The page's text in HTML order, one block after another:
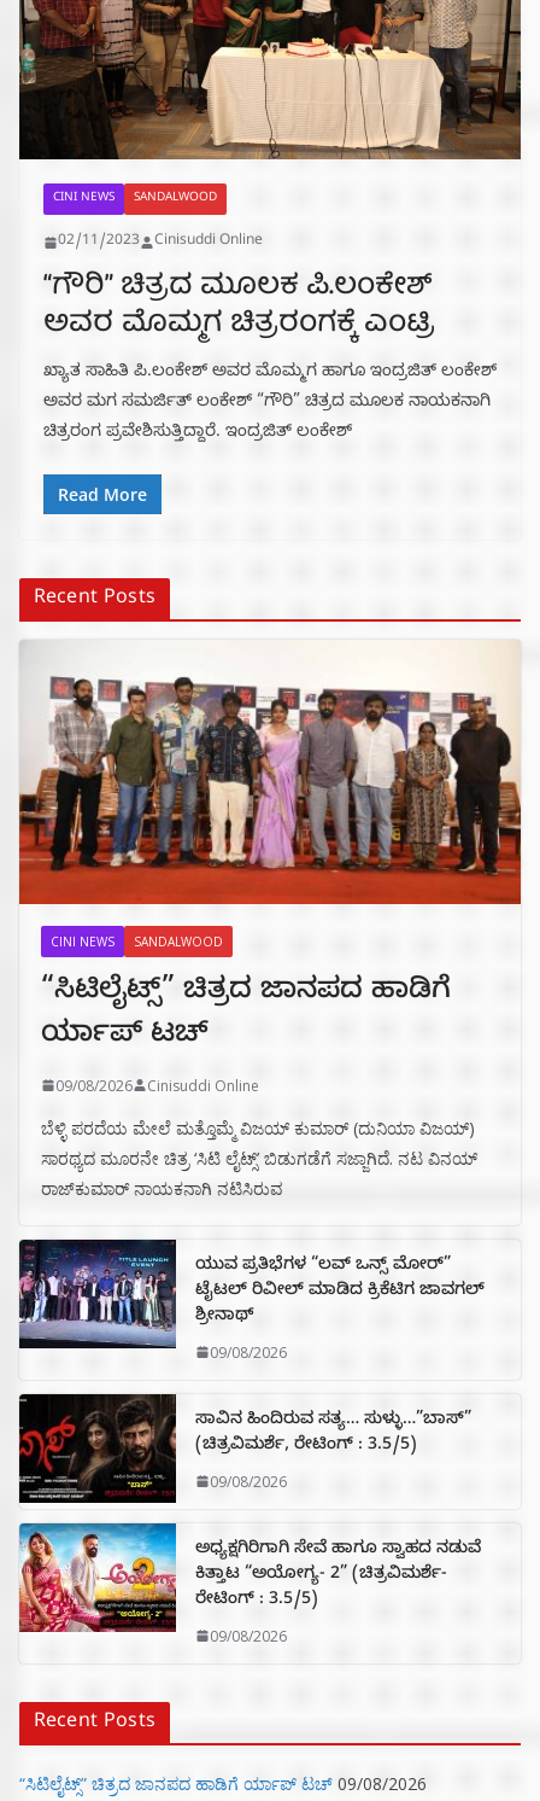
CINI NEWS SANDALWOOD
02/11/2023 Cinisuddi Online
“ಗೌರಿ” ಚಿತ್ರದ ಮೂಲಕ ಪಿ.ಲಂಕೇಶ್
ಅವರ ಮೊಮ್ಮಗ ಚಿತ್ರರಂಗಕ್ಕೆ ಎಂಟ್ರಿ
ಖ್ಯಾತ ಸಾಹಿತಿ ಪಿ.ಲಂಕೇಶ್ ಅವರ ಮೊಮ್ಮಗ ಹಾಗೂ ಇಂದ್ರಜಿತ್ ಲಂಕೇಶ್
ಅವರ ಮಗ ಸಮರ್ಜಿತ್ ಲಂಕೇಶ್ “ಗೌರಿ” ಚಿತ್ರದ ಮೂಲಕ ನಾಯಕನಾಗಿ
ಚಿತ್ರರಂಗ ಪ್ರವೇಶಿಸುತ್ತಿದ್ದಾರೆ. ಇಂದ್ರಜಿತ್ ಲಂಕೇಶ್
Read More
Recent Posts
CINI NEWS SANDALWOOD
“ಸಿಟಿಲೈಟ್ಸ್‌” ಚಿತ್ರದ ಜಾನಪದ ಹಾಡಿಗೆ
ರ್ಯಾಪ್‌ ಟಚ್‌
09/08/2026 Cinisuddi Online
ಬೆಳ್ಳಿ ಪರದೆಯ ಮೇಲೆ ಮತ್ತೊಮ್ಮೆ ವಿಜಯ್ ಕುಮಾರ್ (ದುನಿಯಾ ವಿಜಯ್)
ಸಾರಥ್ಯದ ಮೂರನೇ ಚಿತ್ರ ‘ಸಿಟಿ ಲೈಟ್ಸ್’ ಬಿಡುಗಡೆಗೆ ಸಜ್ಜಾಗಿದೆ. ನಟ ವಿನಯ್
ರಾಜ್‌ಕುಮಾರ್ ನಾಯಕನಾಗಿ ನಟಿಸಿರುವ
ಯುವ ಪ್ರತಿಭೆಗಳ “ಲವ್ ಒನ್ಸ್ ಮೋರ್”
ಟೈಟಲ್ ರಿವೀಲ್ ಮಾಡಿದ ಕ್ರಿಕೆಟಿಗ ಜಾವಗಲ್
ಶ್ರೀನಾಥ್
09/08/2026
ಸಾವಿನ ಹಿಂದಿರುವ ಸತ್ಯ… ಸುಳ್ಳು…”ಬಾಸ್”
(ಚಿತ್ರವಿಮರ್ಶೆ, ರೇಟಿಂಗ್ : 3.5/5)
09/08/2026
ಅಧ್ಯಕ್ಷಗಿರಿಗಾಗಿ ಸೇವೆ ಹಾಗೂ ಸ್ವಾಹದ ನಡುವೆ
ಕಿತ್ತಾಟ “ಅಯೋಗ್ಯ- 2” (ಚಿತ್ರವಿಮರ್ಶೆ-
ರೇಟಿಂಗ್ : 3.5/5)
09/08/2026
Recent Posts
“ಸಿಟಿಲೈಟ್ಸ್‌” ಚಿತ್ರದ ಜಾನಪದ ಹಾಡಿಗೆ ರ್ಯಾಪ್‌ ಟಚ್‌ 09/08/2026